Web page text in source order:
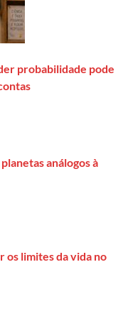
probabilidade pode
análogos à
os limites da vida no